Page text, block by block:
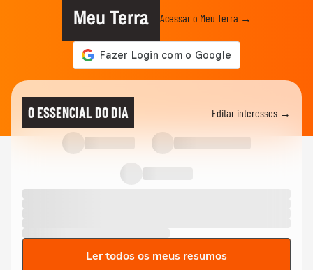
Meu Terra Acessar o Meu Terra →
O ESSENCIAL DO DIA Editar interesses →
Ler todos os meus resumos